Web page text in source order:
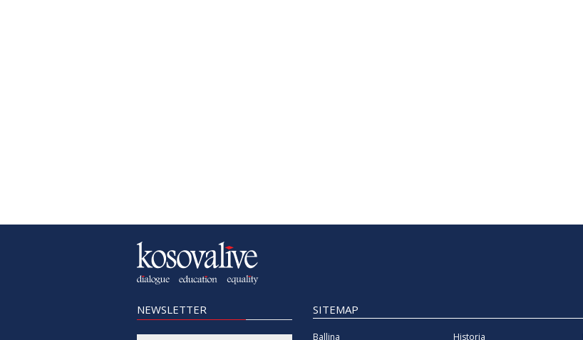
NEWSLETTER SITEMAP
Ballina Historia